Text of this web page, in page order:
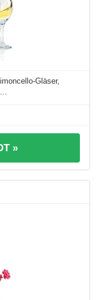
Gläser,
»